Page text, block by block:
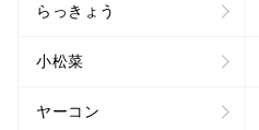
らっきょう
小松菜
ヤーコン